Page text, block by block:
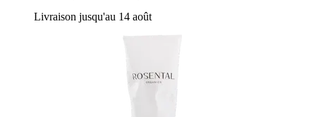
Livraison jusqu'au 14 août